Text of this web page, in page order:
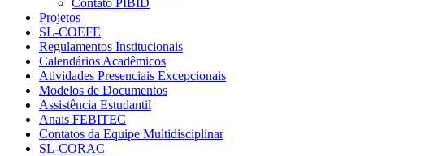
Projetos
SL-COEFE
Regulamentos Institucionais
Calendários Acadêmicos
Atividades Presenciais Excepcionais
Modelos de Documentos
Assistência Estudantil
Anais FEBITEC
Contatos da Equipe Multidisciplinar
SL-CORAC